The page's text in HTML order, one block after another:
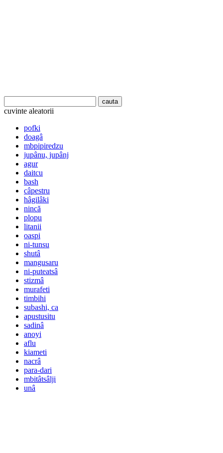
cuvinte aleatorii
pofki
doagâ
mbpipiredzu
jupânu, jupânj
agur
daitcu
bash
câpestru
hâgilâki
nincă
plopu
litanii
oaspi
ni-tunsu
shutâ
mangusaru
ni-puteatsâ
stizmâ
murafeti
timbihi
subashi, ca
apustusitu
sadinâ
anoyi
aflu
kiameti
nacrâ
para-dari
mbitâtsâlji
unâ